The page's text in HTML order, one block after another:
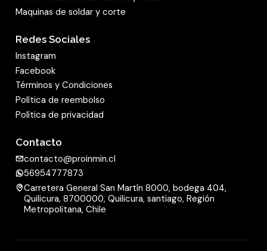
Maquinas de soldar y corte
Redes Sociales
Instagram
Facebook
Términos y Condiciones
Política de reembolso
Política de privacidad
Contacto
contacto@proinmin.cl
56954777873
Carretera General San Martín 8000, bodega 404,
Quilicura, 8700000, Quilicura, santiago, Región
Metropolitana, Chile